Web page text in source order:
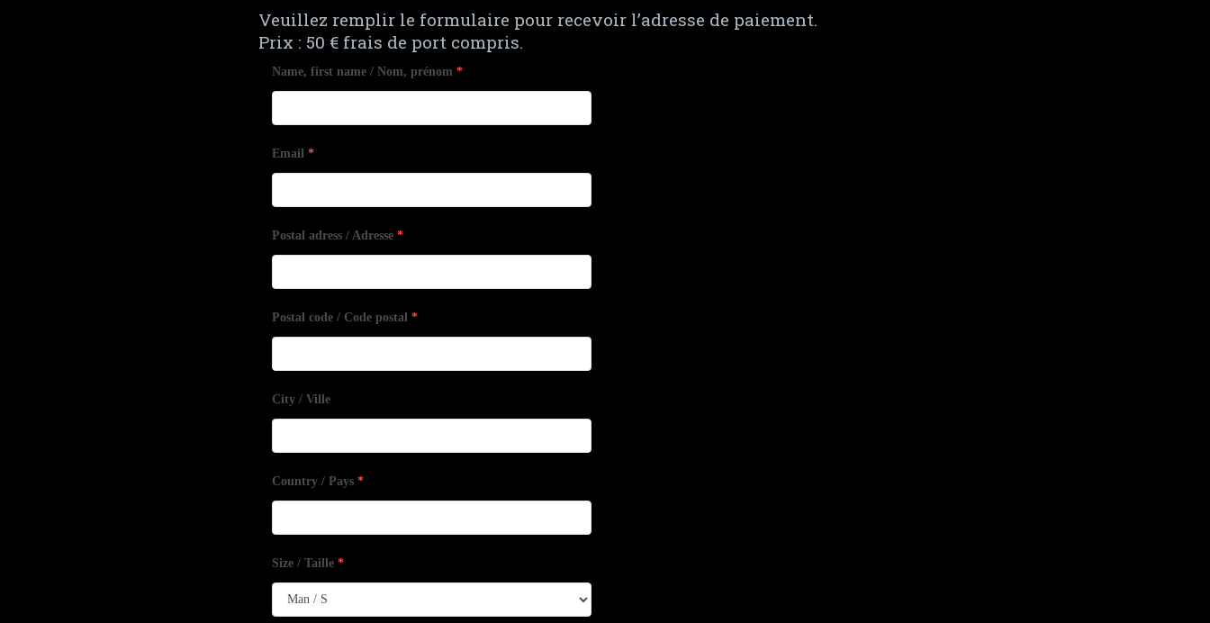
Veuillez remplir le formulaire pour recevoir l’adresse de paiement.
Prix : 50 € frais de port compris.
Name, first name / Nom, prénom *
Email *
Postal adress / Adresse *
Postal code / Code postal *
City / Ville
Country / Pays *
Size / Taille *